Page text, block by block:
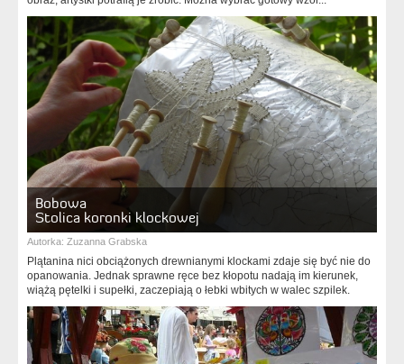
Bobowa
Stolica koronki klockowej
Autorka: Zuzanna Grabska
Plątanina nici obciążonych drewnianymi klockami zdaje się być nie do
opanowania. Jednak sprawne ręce bez kłopotu nadają im kierunek,
wiążą pętelki i supełki, zaczepiają o łebki wbitych w walec szpilek.